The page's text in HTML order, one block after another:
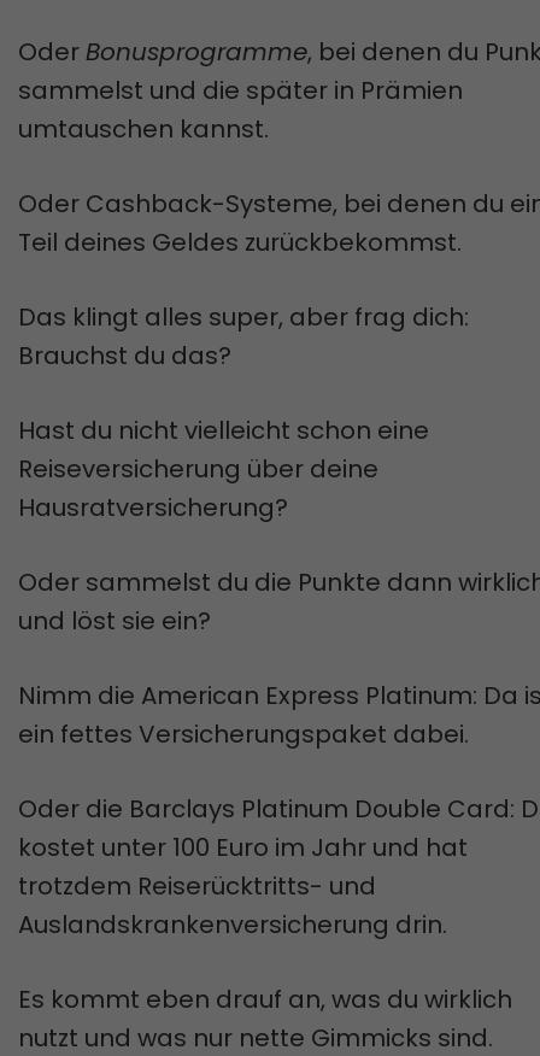
OderBonusprogramme, bei denen du
sammelst und die später in Prämien
umtauschen kannst.
Oder Cashback-Systeme, bei denen du
Teil deines Geldes zurückbekommst.
Das klingt alles super, aber frag dich:
Brauchst du das?
Hast du nicht vielleicht schon eine
Reiseversicherung über deine
Hausratversicherung?
Oder sammelst du die Punkte dann
und löst sie ein?
Nimm die American Express Platinum: Da
ein fettes Versicherungspaket dabei.
Oder die Barclays Platinum Double Card:
kostet unter 100 Euro im Jahr und hat
trotzdem Reiserücktritts- und
Auslandskrankenversicherung drin.
Es kommt eben drauf an, was du wirklich
nutzt und was nur nette Gimmicks sind.